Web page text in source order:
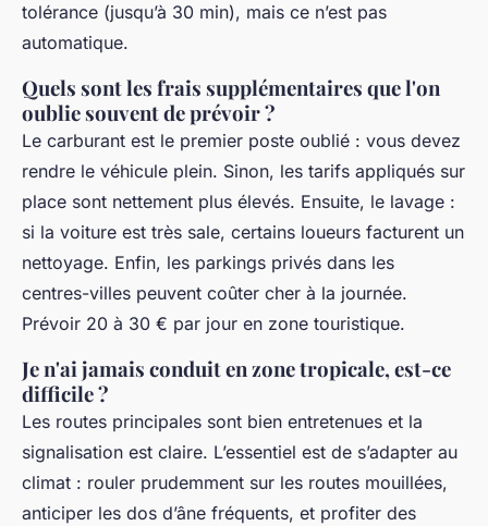
tolérance (jusqu’à 30 min), mais ce n’est pas
automatique.
Quels sont les frais supplémentaires que l'on
oublie souvent de prévoir ?
Le carburant est le premier poste oublié : vous devez
rendre le véhicule plein. Sinon, les tarifs appliqués sur
place sont nettement plus élevés. Ensuite, le lavage :
si la voiture est très sale, certains loueurs facturent un
nettoyage. Enfin, les parkings privés dans les
centres-villes peuvent coûter cher à la journée.
Prévoir 20 à 30 € par jour en zone touristique.
Je n'ai jamais conduit en zone tropicale, est-ce
difficile ?
Les routes principales sont bien entretenues et la
signalisation est claire. L’essentiel est de s’adapter au
climat : rouler prudemment sur les routes mouillées,
anticiper les dos d’âne fréquents, et profiter des